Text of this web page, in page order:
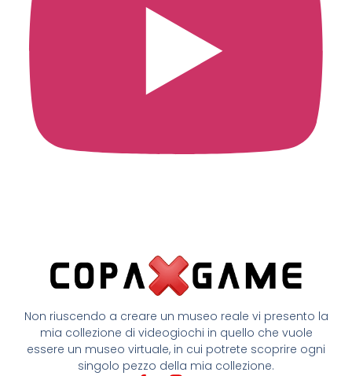
Non riuscendo a creare un museo reale vi presento la
mia collezione di videogiochi in quello che vuole
essere un museo virtuale, in cui potrete scoprire ogni
singolo pezzo della mia collezione.